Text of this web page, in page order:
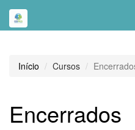
Início Cursos
Encerrados